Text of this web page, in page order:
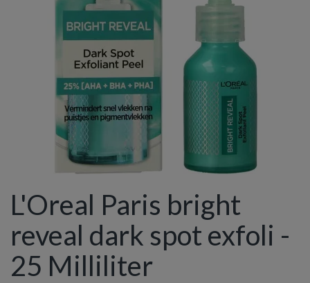
L'Oreal Paris bright
reveal dark spot exfoli -
25 Milliliter